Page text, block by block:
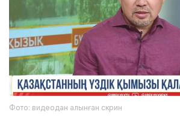
Фото: видеодан алынған скрин